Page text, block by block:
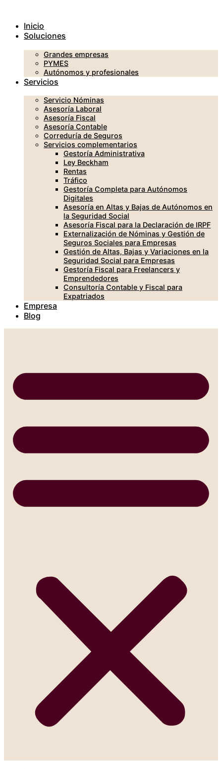
contenidoInicio
Soluciones
Grandes empresas
PYMES
Autónomos y profesionales
Servicios
Servicio Nóminas
Asesoría Laboral
Asesoría Fiscal
Asesoría Contable
Correduría de Seguros
Servicios complementarios
Gestoría Administrativa
Ley Beckham
Rentas
Tráfico
Gestoría Completa para Autónomos
Digitales
Asesoría en Altas y Bajas de Autónomos en
la Seguridad Social
Asesoría Fiscal para la Declaración de IRPF
Externalización de Nóminas y Gestión de
Seguros Sociales para Empresas
Gestión de Altas, Bajas y Variaciones en la
Seguridad Social para Empresas
Gestoría Fiscal para Freelancers y
Emprendedores
Consultoría Contable y Fiscal para
Expatriados
Empresa
Blog